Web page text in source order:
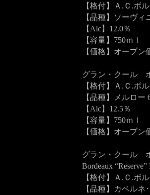
【格付】Ａ.Ｃ.ボ
【品種】ソーヴィ
【Alc】12.0％
【容量】750ｍｌ
【価格】オープン
グラン・クール
【格付】Ａ.Ｃ.ボ
【品種】メルロー
【Alc】12.5％
【容量】750ｍｌ
【価格】オープン
グラン・クール
Bordeaux “Reserve”
【格付】Ａ.Ｃ.ボ
【品種】カベルネ